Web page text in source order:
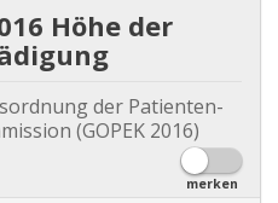
Höhe der
der Patienten-
(GOPEK 2016)
merken